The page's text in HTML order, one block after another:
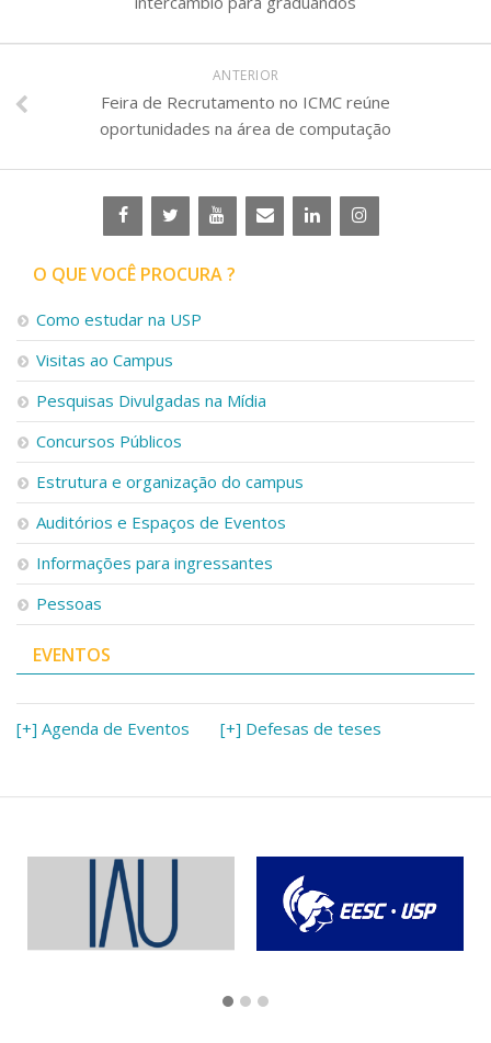
ANTERIOR
Feira de Recrutamento no ICMC reúne
oportunidades na área de computação
O QUE VOCÊ PROCURA ?
Como estudar na USP
Visitas ao Campus
Pesquisas Divulgadas na Mídia
Concursos Públicos
Estrutura e organização do campus
Auditórios e Espaços de Eventos
Informações para ingressantes
Pessoas
EVENTOS
[+] Agenda de Eventos [+] Defesas de teses